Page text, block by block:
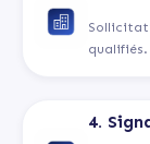
qualifiés.
4.